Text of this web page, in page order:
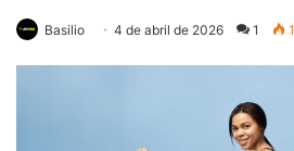
Basilio 4 de abril de 2026 1